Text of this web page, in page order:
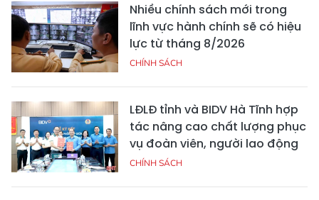
Nhiều chính sách mới trong
lĩnh vực hành chính sẽ có hiệu
lực từ tháng 8/2026
CHÍNH SÁCH
LĐLĐ tỉnh và BIDV Hà Tĩnh hợp
tác nâng cao chất lượng phục
vụ đoàn viên, người lao động
CHÍNH SÁCH